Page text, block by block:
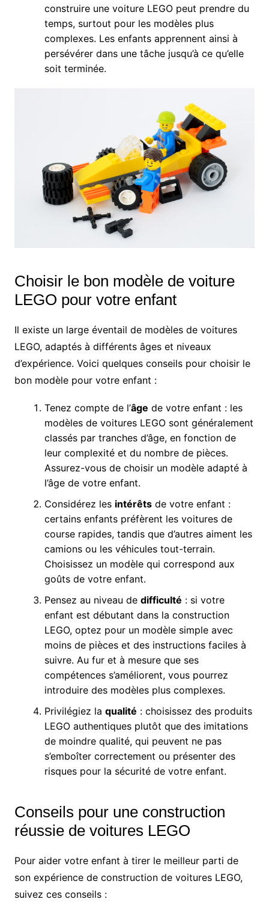
construire une voiture LEGO peut prendre du
temps, surtout pour les modèles plus
complexes. Les enfants apprennent ainsi à
persévérer dans une tâche jusqu’à ce qu’elle
soit terminée.
Choisir le bon modèle de voiture
LEGO pour votre enfant
Il existe un large éventail de modèles de voitures
LEGO, adaptés à différents âges et niveaux
d’expérience. Voici quelques conseils pour choisir le
bon modèle pour votre enfant :
Tenez compte de l’âge de votre enfant : les
modèles de voitures LEGO sont généralement
classés par tranches d’âge, en fonction de
leur complexité et du nombre de pièces.
Assurez-vous de choisir un modèle adapté à
l’âge de votre enfant.
Considérez les intérêtsde votre enfant :
certains enfants préfèrent les voitures de
course rapides, tandis que d’autres aiment les
camions ou les véhicules tout-terrain.
Choisissez un modèle qui correspond aux
goûts de votre enfant.
Pensez au niveau de difficulté : si votre
enfant est débutant dans la construction
LEGO, optez pour un modèle simple avec
moins de pièces et des instructions faciles à
suivre. Au fur et à mesure que ses
compétences s’améliorent, vous pourrez
introduire des modèles plus complexes.
Privilégiez la qualité : choisissez des produits
LEGO authentiques plutôt que des imitations
de moindre qualité, qui peuvent ne pas
s’emboîter correctement ou présenter des
risques pour la sécurité de votre enfant.
Conseils pour une construction
réussie de voitures LEGO
Pour aider votre enfant à tirer le meilleur parti de
son expérience de construction de voitures LEGO,
suivez ces conseils :